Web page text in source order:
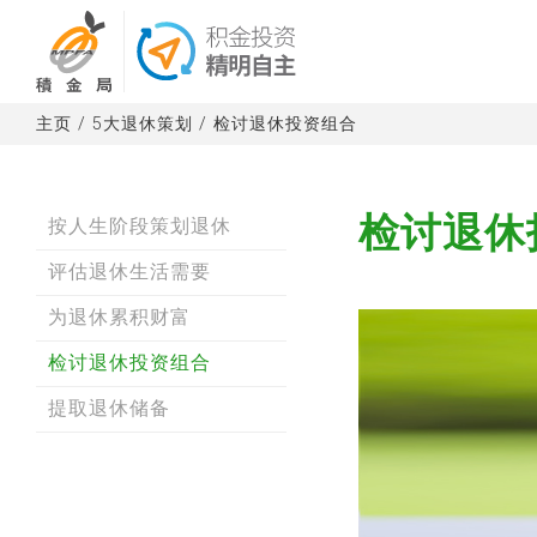
主页 / 5大退休策划 / 检讨退休投资组合
按人生阶段策划退休
评估退休生活需要
为退休累积财富
检讨退休投资组合
提取退休储备
检讨退